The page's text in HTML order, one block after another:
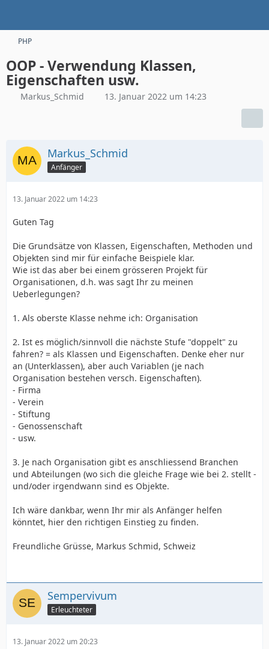
PHP
OOP - Verwendung Klassen,
Eigenschaften usw.
Markus_Schmid 13. Januar 2022 um 14:23
Markus_Schmid
Anfänger
13. Januar 2022 um 14:23
Guten Tag
Die Grundsätze von Klassen, Eigenschaften, Methoden und
Objekten sind mir für einfache Beispiele klar.
Wie ist das aber bei einem grösseren Projekt für
Organisationen, d.h. was sagt Ihr zu meinen
Ueberlegungen?
1. Als oberste Klasse nehme ich: Organisation
2. Ist es möglich/sinnvoll die nächste Stufe "doppelt" zu
fahren? = als Klassen und Eigenschaften. Denke eher nur
an (Unterklassen), aber auch Variablen (je nach
Organisation bestehen versch. Eigenschaften).
- Firma
- Verein
- Stiftung
- Genossenschaft
- usw.
3. Je nach Organisation gibt es anschliessend Branchen
und Abteilungen (wo sich die gleiche Frage wie bei 2. stellt -
und/oder irgendwann sind es Objekte.
Ich wäre dankbar, wenn Ihr mir als Anfänger helfen
könntet, hier den richtigen Einstieg zu finden.
Freundliche Grüsse, Markus Schmid, Schweiz
Sempervivum
Erleuchteter
13. Januar 2022 um 20:23